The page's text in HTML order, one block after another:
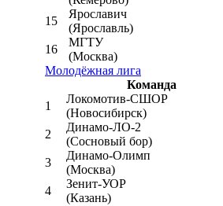
15
Ярославич
(Ярославль)
16
МГТУ
(Москва)
Молодёжная лига
Команда
1
Локомотив-CШОР
(Новосибирск)
2
Динамо-ЛО-2
(Сосновый бор)
3
Динамо-Олимп
(Москва)
4
Зенит-УОР
(Казань)